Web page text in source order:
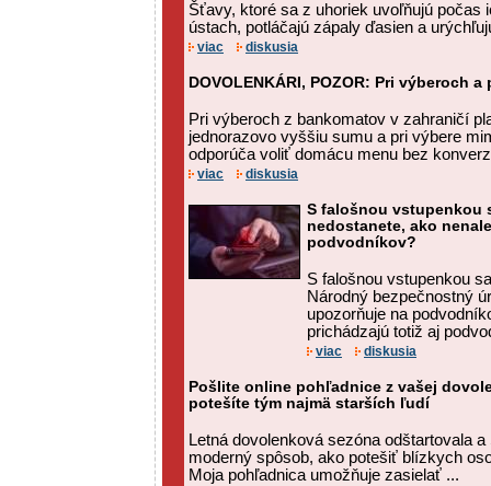
Šťavy, ktoré sa z uhoriek uvoľňujú počas
ústach, potláčajú zápaly ďasien a
viac diskusia
DOVOLENKÁRI, POZOR: Pri výberoch
Pri výberoch z bankomatov v zahraničí
jednorazovo vyššiu sumu a pri výbere
odporúča voliť domácu menu bez
viac diskusia
S falošnou vstupenkou
nedostanete, ako
podvodníkov?
S falošnou vstupenkou
Národný bezpečnostný
upozorňuje na
prichádzajú totiž aj
viac diskusia
Pošlite online pohľadnice z vašej
potešíte tým najmä starších ľudí
Letná dovolenková sezóna odštartovala
moderný spôsob, ako potešiť blízkych
Moja pohľadnica umožňuje zasielať ...